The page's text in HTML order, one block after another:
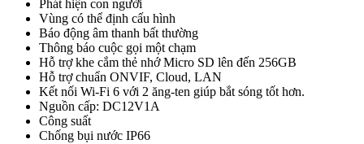
Phát hiện con người
Vùng có thể định cấu hình
Báo động âm thanh bất thường
Thông báo cuộc gọi một chạm
Hỗ trợ khe cắm thẻ nhớ Micro SD lên đến 256GB
Hỗ trợ chuẩn ONVIF, Cloud, LAN
Kết nối Wi-Fi 6 với 2 ăng-ten giúp bắt sóng tốt hơn.
Nguồn cấp: DC12V1A
Công suất
Chống bụi nước IP66